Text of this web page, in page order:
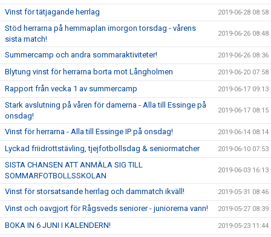
Vinst för tätjagande herrlag 2019-06-28 08:58
Stöd herrarna på hemmaplan imorgon torsdag - vårens
sista match!
2019-06-26 08:48
Summercamp och andra sommaraktiviteter! 2019-06-26 08:36
Blytung vinst för herrarna borta mot Långholmen 2019-06-20 07:58
Rapport från vecka 1 av summercamp 2019-06-17 09:13
Stark avslutning på våren för damerna - Alla till Essinge på
onsdag!
2019-06-17 08:15
Vinst för herrarna - Alla till Essinge IP på onsdag! 2019-06-14 08:14
Lyckad friidrottstävling, tjejfotbollsdag & seniormatcher 2019-06-10 07:53
SISTA CHANSEN ATT ANMÄLA SIG TILL
SOMMARFOTBOLLSSKOLAN
2019-06-03 16:13
Vinst för storsatsande herrlag och dammatch ikväll! 2019-05-31 08:46
Vinst och oavgjort för Rågsveds seniorer - juniorerna vann! 2019-05-27 08:39
BOKA IN 6 JUNI I KALENDERN! 2019-05-23 11:44